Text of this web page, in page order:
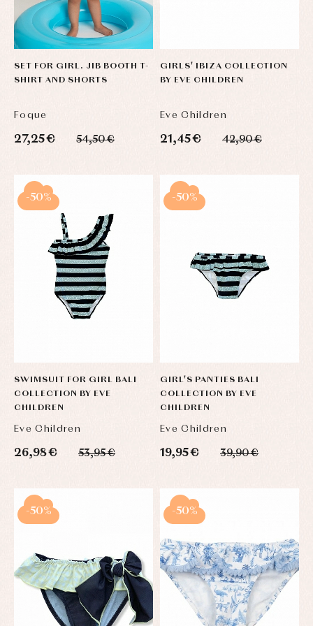
SET FOR GIRL. JIB BOOTH T-
SHIRT AND SHORTS
Foque
27,25 € 54,50 €
GIRLS' IBIZA COLLECTION
BY EVE CHILDREN
Eve Children
21,45 € 42,90 €
SWIMSUIT FOR GIRL BALI
COLLECTION BY EVE
CHILDREN
Eve Children
26,98 € 53,95 €
-50%
GIRL'S PANTIES BALI
COLLECTION BY EVE
CHILDREN
Eve Children
19,95 € 39,90 €
-50%
-50% -50%
Warm
clothing